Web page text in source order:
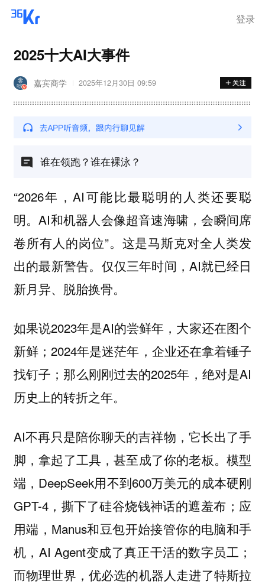
登录
2025十大AI大事件
嘉宾商学 2025年12月30日 09:59
谁在领跑？谁在裸泳？
“2026年，AI可能比最聪明的人类还要聪
明。AI和机器人会像超音速海啸，会瞬间席
卷所有人的岗位”。这是马斯克对全人类发
出的最新警告。仅仅三年时间，AI就已经日
新月异、脱胎换骨。
如果说2023年是AI的尝鲜年，大家还在图个
新鲜；2024年是迷茫年，企业还在拿着锤子
找钉子；那么刚刚过去的2025年，绝对是AI
历史上的转折之年。
AI不再只是陪你聊天的吉祥物，它长出了手
脚，拿起了工具，甚至成了你的老板。模型
端，DeepSeek用不到600万美元的成本硬刚
GPT-4，撕下了硅谷烧钱神话的遮羞布；应
用端，Manus和豆包开始接管你的电脑和手
机，AI Agent变成了真正干活的数字员工；
而物理世界，优必选的机器人走进了特斯拉